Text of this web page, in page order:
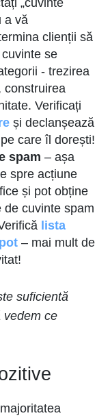
a vă
clienții să
se
- trezirea
construirea
Verificați
și declanșează
care îl dorești!
spam – așa
spre acțiune
și pot obține
de cuvinte spam
lista
– mai mult de
suficientă
vedem ce